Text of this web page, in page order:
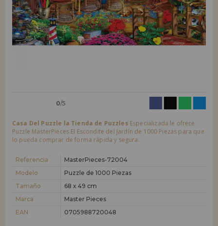
LIQUIDACIONES
INFORMACIÓN
Quiero registrarme como
nuevo cliente
Al crear una cuenta en casadelpuzzle.com podrás realizar tus compras
rápidamente en nuestra tienda virtual, revisar el estado de tus pedidos
nuevo distribuidor
¿Eres Profesional o Empresa?. ¿Quieres vender en tu negocio
condiciones de ventas con descuentos especiales para la distribución.
¡Adelante! Te estábamos esperando.
0/5
Casa Del Puzzle la Tienda de Puzzles Especializada le ofrece
Puzzle MasterPieces El Escondite del Jardín de 1000 Piezas para que
lo pueda comprar de forma rápida y segura.
Referencia
MasterPieces-72004
Modelo
Puzzle de 1000 Piezas
Tamaño
68 x 49 cm
Marca
Master Pieces
EAN
0705988720048